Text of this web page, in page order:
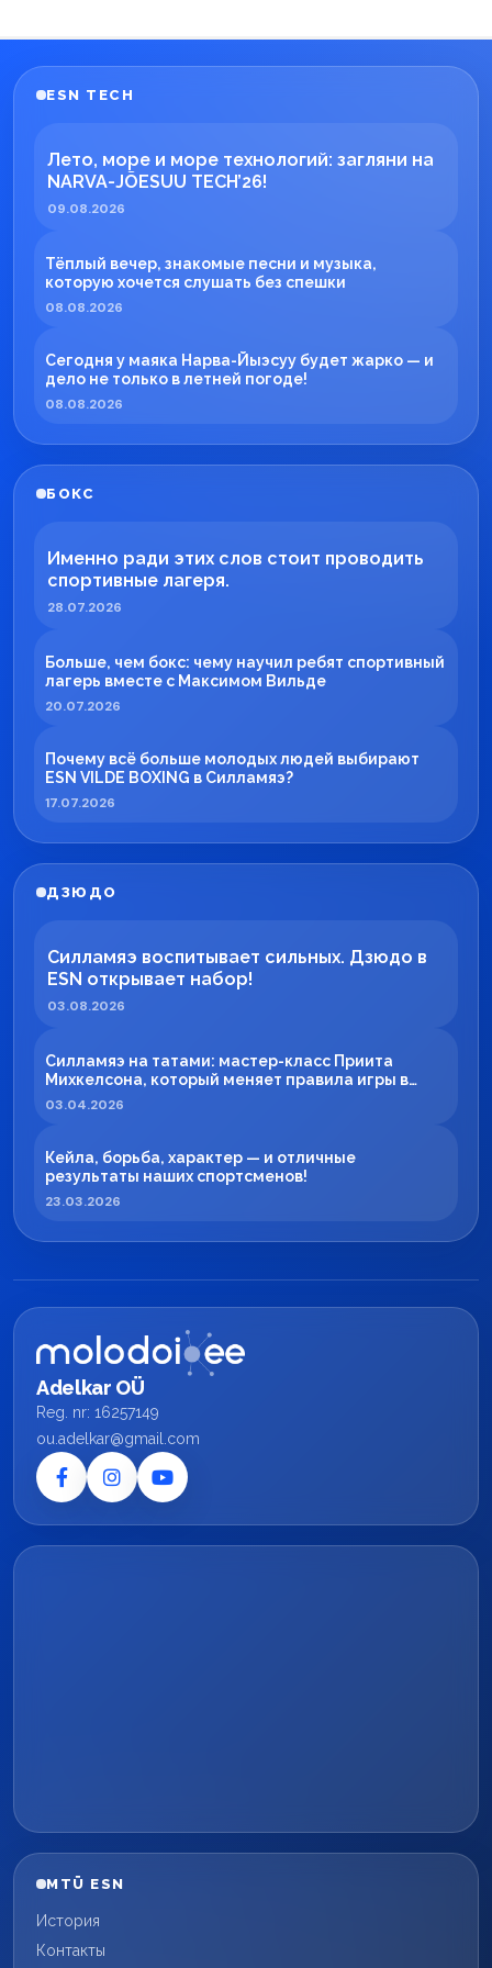
ESN TECH
Лето, море и море технологий: загляни на
NARVA-JÕESUU TECH’26!
09.08.2026
Тёплый вечер, знакомые песни и музыка,
которую хочется слушать без спешки
08.08.2026
Сегодня у маяка Нарва-Йыэсуу будет жарко — и
дело не только в летней погоде!
08.08.2026
БОКС
Именно ради этих слов стоит проводить
спортивные лагеря.
28.07.2026
Больше, чем бокс: чему научил ребят спортивный
лагерь вместе с Максимом Вильде
20.07.2026
Почему всё больше молодых людей выбирают
ESN VILDE BOXING в Силламяэ?
17.07.2026
ДЗЮДО
Силламяэ воспитывает сильных. Дзюдо в
ESN открывает набор!
03.08.2026
Силламяэ на татами: мастер-класс Приита
Михкелсона, который меняет правила игры в
регионе
03.04.2026
Кейла, борьба, характер — и отличные
результаты наших спортсменов!
23.03.2026
Adelkar OÜ
Reg. nr: 16257149
ou.adelkar@gmail.com
MTÜ ESN
История
Контакты